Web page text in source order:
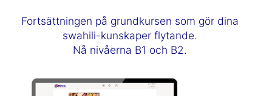
Fortsättningen på grundkursen som gör dina
swahili-kunskaper flytande.
Nå nivåerna B1 och B2.